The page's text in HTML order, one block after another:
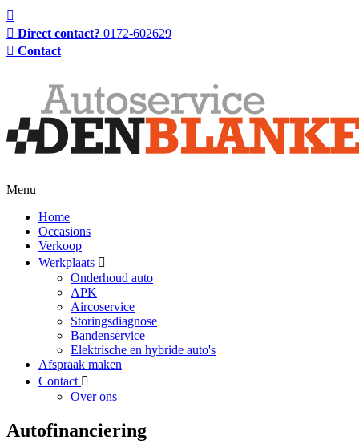
Direct contact? 0172-602629
Contact
Menu
Home
Occasions
Verkoop
Werkplaats
Onderhoud auto
APK
Aircoservice
Storingsdiagnose
Bandenservice
Elektrische en hybride auto's
Afspraak maken
Contact
Over ons
Autofinanciering